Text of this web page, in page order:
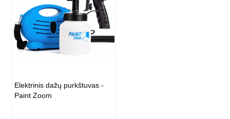
Elektrinis dažų purkštuvas -
Paint Zoom